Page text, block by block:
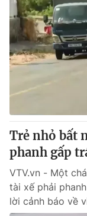
Trẻ nhỏ bất
phanh gấp
VTV.vn - Một
tài xế phải
lời cảnh báo về